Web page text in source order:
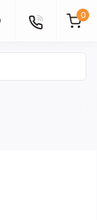
0